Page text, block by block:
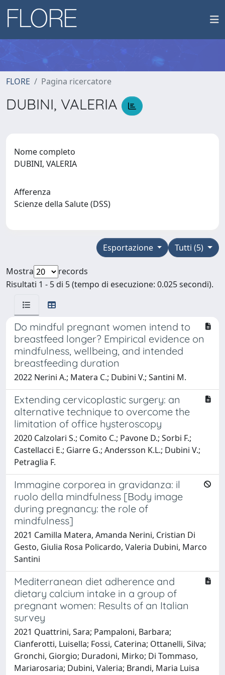
FLORE Pagina ricercatore
DUBINI, VALERIA
Nome completo
DUBINI, VALERIA
Afferenza
Scienze della Salute (DSS)
Tutti (5)
Esportazione
Mostra
records
Risultati 1 - 5 di 5 (tempo di esecuzione: 0.025 secondi).
Do mindful pregnant women intend to
breastfeed longer? Empirical evidence on
mindfulness, wellbeing, and intended
breastfeeding duration
2022 Nerini A.; Matera C.; Dubini V.; Santini M.
Extending cervicoplastic surgery: an
alternative technique to overcome the
limitation of office hysteroscopy
2020 Calzolari S.; Comito C.; Pavone D.; Sorbi F.;
Castellacci E.; Giarre G.; Andersson K.L.; Dubini V.;
Petraglia F.
Immagine corporea in gravidanza: il
ruolo della mindfulness [Body image
during pregnancy: the role of
mindfulness]
2021 Camilla Matera, Amanda Nerini, Cristian Di
Gesto, Giulia Rosa Policardo, Valeria Dubini, Marco
Santini
Mediterranean diet adherence and
dietary calcium intake in a group of
pregnant women: Results of an Italian
survey
2021 Quattrini, Sara; Pampaloni, Barbara;
Cianferotti, Luisella; Fossi, Caterina; Ottanelli, Silva;
Gronchi, Giorgio; Duradoni, Mirko; Di Tommaso,
Mariarosaria; Dubini, Valeria; Brandi, Maria Luisa